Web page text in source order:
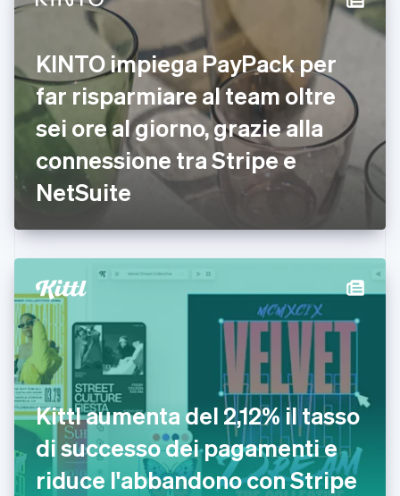
KINTO impiega PayPack per
far risparmiare al team oltre
sei ore al giorno, grazie alla
connessione tra Stripe e
NetSuite
Kittl aumenta del 2,12% il tasso
di successo dei pagamenti e
riduce l'abbandono con Stripe
Croazia
EnglishItaliano
Danimarca
English
Emirati Arabi Uniti
English
Estonia
English
Finlandia
Francia
Germania
日本語
Gibilterra
English
Grecia
English
India
English
Irlanda
English
Italia
ItalianoEnglish
Lettonia